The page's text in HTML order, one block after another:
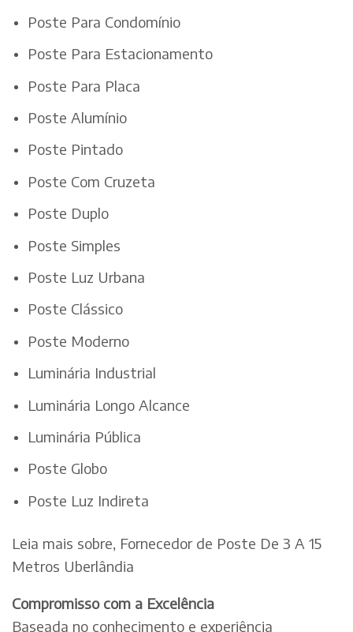
Poste Para Condomínio
Poste Para Estacionamento
Poste Para Placa
Poste Alumínio
Poste Pintado
Poste Com Cruzeta
Poste Duplo
Poste Simples
Poste Luz Urbana
Poste Clássico
Poste Moderno
Luminária Industrial
Luminária Longo Alcance
Luminária Pública
Poste Globo
Poste Luz Indireta
Leia mais sobre, Fornecedor de Poste De 3 A 15
Metros Uberlândia
Compromisso com a Excelência
Baseada no conhecimento e experiência